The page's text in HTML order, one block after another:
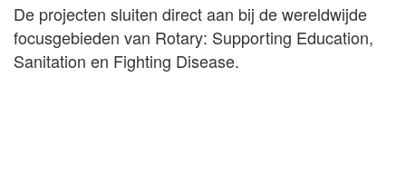
De projecten sluiten direct aan bij de wereldwijde
focusgebieden van Rotary: Supporting Education,
Sanitation en Fighting Disease.